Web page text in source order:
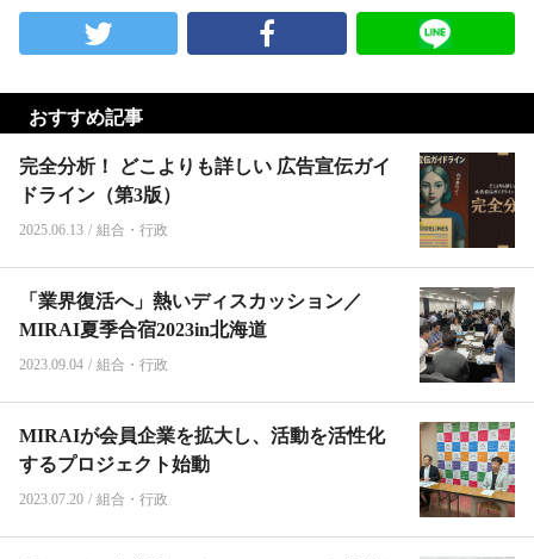
おすすめ記事
完全分析！ どこよりも詳しい 広告宣伝ガイ
ドライン（第3版）
2025.06.13 / 組合・行政
「業界復活へ」熱いディスカッション／
MIRAI夏季合宿2023in北海道
2023.09.04 / 組合・行政
MIRAIが会員企業を拡大し、活動を活性化
するプロジェクト始動
2023.07.20 / 組合・行政